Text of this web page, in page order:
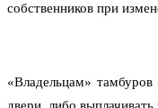
собственников при
«Владельцам»